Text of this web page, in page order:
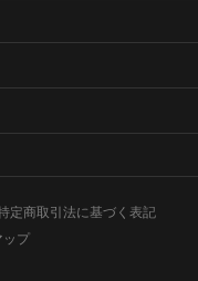
定商取引法に基づく表記
ップ